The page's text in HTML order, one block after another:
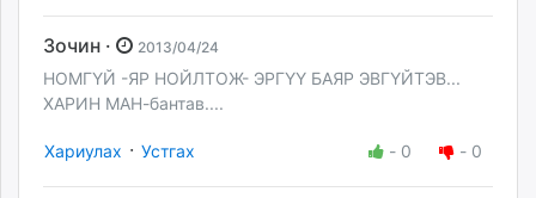
Зочин · 2013/04/24
НОМГҮЙ -ЯР НОЙЛТОЖ- ЭРГҮҮ БАЯР ЭВГҮЙТЭВ...
ХАРИН МАН-бантав....
Хариулах · Устгах - 0 - 0